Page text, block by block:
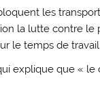
les
la lutte contre le
le temps de
explique que « le